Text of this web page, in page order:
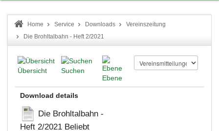
Home Service Downloads
Vereinszeitung
Die Brohltalbahn - Heft 2/2021
Übersicht
Suchen
Ebene
Download details
Die Brohltalbahn -
Heft 2/2021 Beliebt